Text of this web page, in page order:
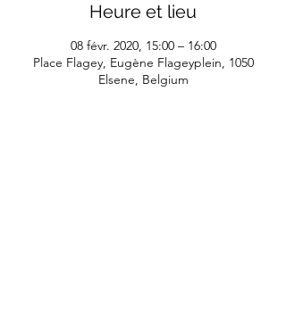
Heure et lieu
08 févr. 2020, 15:00 – 16:00
Place Flagey, Eugène Flageyplein, 1050
Elsene, Belgium